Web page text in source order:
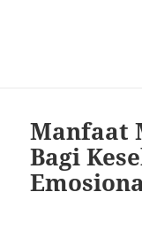
Manfaat
Bagi